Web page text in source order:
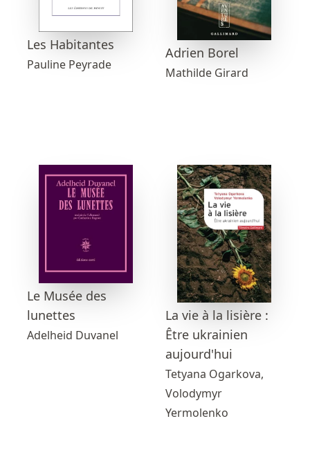
Les Habitantes
Pauline Peyrade
Adrien Borel
Mathilde Girard
Le Musée des
lunettes
Adelheid Duvanel
La vie à la lisière :
Être ukrainien
aujourd'hui
Tetyana Ogarkova,
Volodymyr
Yermolenko